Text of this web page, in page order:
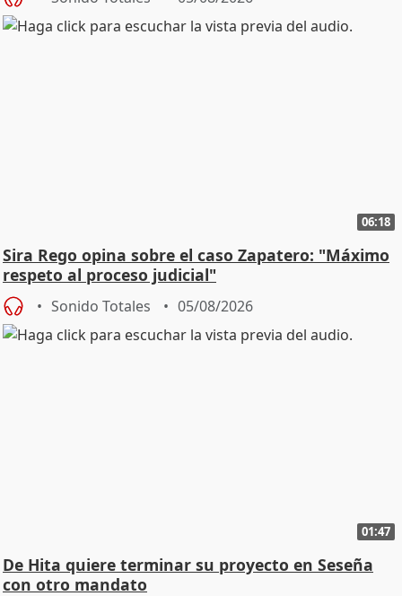
06:18
Sira Rego opina sobre el caso Zapatero: "Máximo
respeto al proceso judicial"
Sonido Totales 05/08/2026
01:47
De Hita quiere terminar su proyecto en Seseña
con otro mandato